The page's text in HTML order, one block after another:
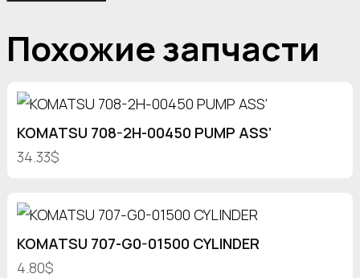
Похожие запчасти
KOMATSU 708-2H-00450 PUMP ASS’
34.33$
KOMATSU 707-G0-01500 CYLINDER
4.80$